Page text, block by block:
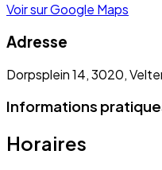
Voir sur Google Maps
Adresse
Dorpsplein 14, 3020,
Informations
Horaires